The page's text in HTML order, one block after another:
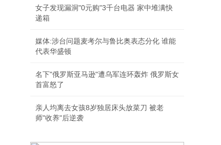
女子发现漏洞"0元购"3千台电器 家中堆满快
递箱
媒体:涉台问题麦考尔与鲁比奥表态分化 谁能
代表华盛顿
名下"俄罗斯亚马逊"遭乌军连环轰炸 俄罗斯女
首富怒了
亲人均离去女孩8岁独居床头放菜刀 被老
师"收养"后逆袭